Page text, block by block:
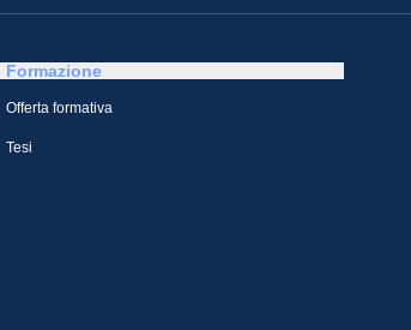
Formazione
Offerta formativa
Tesi